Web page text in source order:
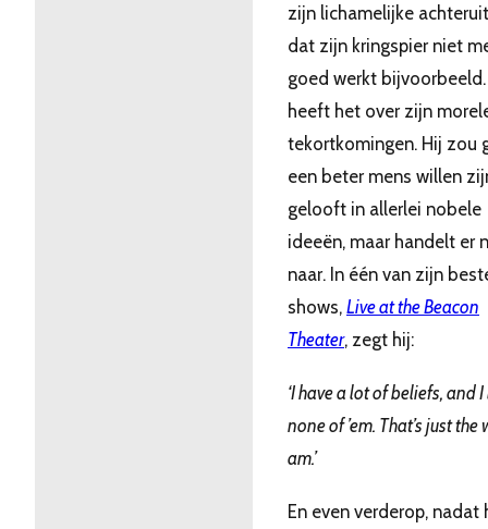
zijn lichamelijke
dat zijn kringspier niet
goed werkt bijvoorbeeld.
heeft het over zijn
tekortkomingen. Hij zou
een beter mens willen
gelooft in allerlei nobele
ideeën, maar handelt er
naar. In één van zijn
shows, Live at the Beacon
Theater, zegt hij:
‘I have a lot of beliefs, and
none of ’em. That’s just the
am.’
En even verderop, nadat